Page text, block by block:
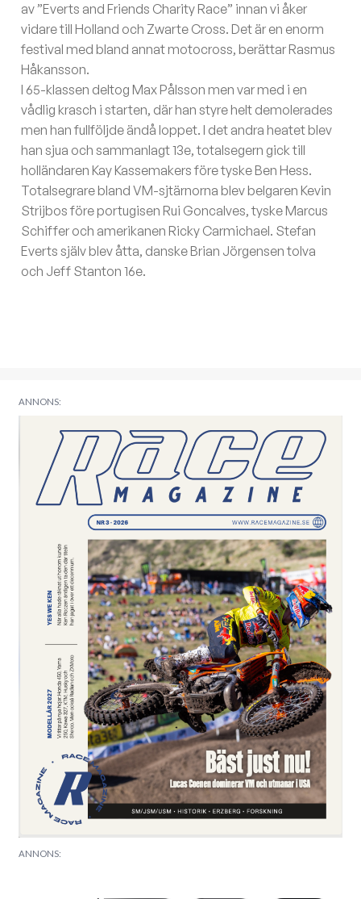
av ”Everts and Friends Charity Race” innan vi åker
vidare till Holland och Zwarte Cross. Det är en enorm
festival med bland annat motocross, berättar Rasmus
Håkansson.
I 65-klassen deltog Max Pålsson men var med i en
vådlig krasch i starten, där han styre helt demolerades
men han fullföljde ändå loppet. I det andra heatet blev
han sjua och sammanlagt 13e, totalsegern gick till
holländaren Kay Kassemakers före tyske Ben Hess.
Totalsegrare bland VM-sjtärnorna blev belgaren Kevin
Strijbos före portugisen Rui Goncalves, tyske Marcus
Schiffer och amerikanen Ricky Carmichael. Stefan
Everts själv blev åtta, danske Brian Jörgensen tolva
och Jeff Stanton 16e.
ANNONS:
ANNONS: